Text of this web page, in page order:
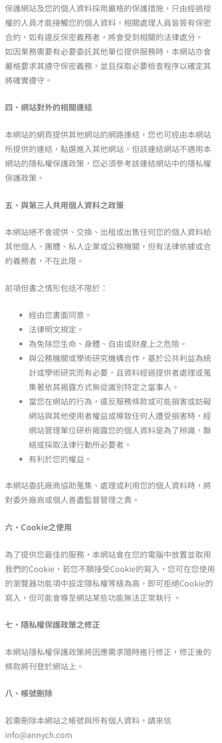
保護網站及您的個人資料採用嚴格的保護措施，只由經過授
權的人員才能接觸您的個人資料，相關處理人員皆簽有保密
合約，如有違反保密義務者，將會受到相關的法律處分。
如因業務需要有必要委託其他單位提供服務時，本網站亦會
嚴格要求其遵守保密義務，並且採取必要檢查程序以確定其
將確實遵守。
四、網站對外的相關連結
本網站的網頁提供其他網站的網路連結，您也可經由本網站
所提供的連結，點選進入其他網站。但該連結網站不適用本
網站的隱私權保護政策，您必須參考該連結網站中的隱私權
保護政策。
五、與第三人共用個人資料之政策
本網站絕不會提供、交換、出租或出售任何您的個人資料給
其他個人、團體、私人企業或公務機關，但有法律依據或合
約義務者，不在此限。
前項但書之情形包括不限於：
經由您書面同意。
法律明文規定。
為免除您生命、身體、自由或財產上之危險。
與公務機關或學術研究機構合作，基於公共利益為統
計或學術研究而有必要，且資料經過提供者處理或蒐
集著依其揭露方式無從識別特定之當事人。
當您在網站的行為，違反服務條款或可能損害或妨礙
網站與其他使用者權益或導致任何人遭受損害時，經
網站管理單位研析揭露您的個人資料是為了辨識、聯
絡或採取法律行動所必要者。
有利於您的權益。
本網站委託廠商協助蒐集、處理或利用您的個人資料時，將
對委外廠商或個人善盡監督管理之責。
六、Cookie之使用
為了提供您最佳的服務，本網站會在您的電腦中放置並取用
我們的Cookie，若您不願接受Cookie的寫入，您可在您使用
的瀏覽器功能項中設定隱私權等級為高，即可拒絕Cookie的
寫入，但可能會導至網站某些功能無法正常執行 。
七、隱私權保護政策之修正
本網站隱私權保護政策將因應需求隨時進行修正，修正後的
條款將刊登於網站上。
八、帳號刪除
若需刪除本網站之帳號與所有個人資料，請來信
info@annych.com